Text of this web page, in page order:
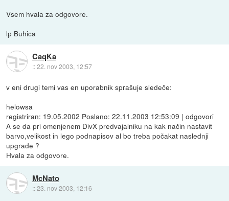
Vsem hvala za odgovore.
lp Buhica
CaqKa
::22. nov 2003, 12:57
v eni drugi temi vas en uporabnik sprašuje sledeče:
helowsa
registriran: 19.05.2002 Poslano: 22.11.2003 12:53:09 | odgovori
A se da pri omenjenem DivX predvajalniku na kak način nastavit
barvo,velikost in lego podnapisov al bo treba počakat naslednji
upgrade ?
Hvala za odgovore.
McNato
::23. nov 2003, 12:16